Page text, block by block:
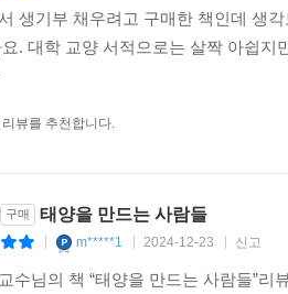
mode)’, 즉 높은 가둠 방
때보다 고온의 상태를 더 오래 유지
험 조건만 바꾸었는데 보온성이 더 좋
견은 핵융합계를 송두리째 흔들어
H-모드가 토러스 형태의 자기장 핵
로 작동한다는 일종의 ‘통과 의례’가 되
일제 강점기 때 사진인 줄 알았다.
실험을 하고 있는 교수와 대학원생
모습을 생생한 사진으로 실었다.
소에서 만들었던 토카막의 원리가
적인 핵융합 전문가로, 이 책에서 핵
이라면 큰 어려움 없이 접근할 수 있
국핵융합대학협의회 회장, 한국가속
국여성과학기술단체총연합회장, 서울
합 전문가입니다. 그런 그가 일반인
생기부 채우려고 구매한 책인데 생
. 대학 교양 서적으로는 살짝 아쉽
리뷰를 추천합니다.
구매 태양을 만드는 사람들
m*****1 2024-12-23 신고
수님의 책 “태양을 만드는 사람들”